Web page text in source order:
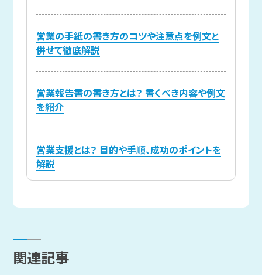
営業の手紙の書き方のコツや注意点を例文と
併せて徹底解説
営業報告書の書き方とは？ 書くべき内容や例文
を紹介
営業支援とは？ 目的や手順、成功のポイントを
解説
関連記事